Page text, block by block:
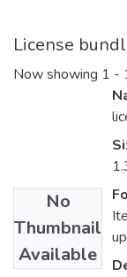
License
Now showing 1 -
No
Thumbnail
Available